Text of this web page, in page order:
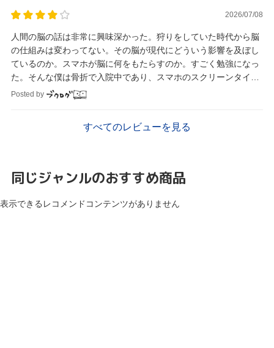
2026/07/08
人間の脳の話は非常に興味深かった。狩りをしていた時代から脳
の仕組みは変わってない。その脳が現代にどういう影響を及ぼし
ているのか。スマホが脳に何をもたらすのか。すごく勉強になっ
た。そんな僕は骨折で入院中であり、スマホのスクリーンタイム
は平均9時間を超えている。絶望的だ。
Posted by
すべてのレビューを見る
同じジャンルのおすすめ商品
表示できるレコメンドコンテンツがありません